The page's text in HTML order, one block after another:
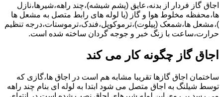
اجاق گاز فردار از بدنه،عایق (پشم شیشه)،چند راهه،شیرها،نازل
ها،محفظه مخلوط هوا و گاز (یا لوله های رابط متصل به مشعل ها
)،مشعل ها،شمعک (پیلوت)،ترموکوپل،فندک،ترموستات،درجه تنظیم
حرارت،ساعت با زنگ خبر و جوجه گردان ساخته شده است.
اجاق گاز چگونه کار می کند
ساختمان اجاق گازها تقریبا مشابه هم است در اجاق ها،گازی که
توسط شیلنگ به اجاق متصل می شود ابتدا به لوله ای بنام چند راهه